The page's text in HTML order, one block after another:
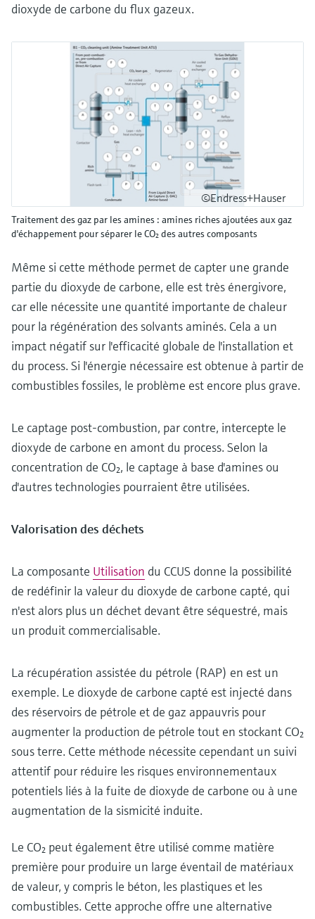
dioxyde de carbone du flux gazeux.
©Endress+Hauser
Traitement des gaz par les amines : amines riches ajoutées aux gaz
d'échappement pour séparer le CO₂ des autres composants
Même si cette méthode permet de capter une grande
partie du dioxyde de carbone, elle est très énergivore,
car elle nécessite une quantité importante de chaleur
pour la régénération des solvants aminés. Cela a un
impact négatif sur l'efficacité globale de l'installation et
du process. Si l'énergie nécessaire est obtenue à partir de
combustibles fossiles, le problème est encore plus grave.
Le captage post-combustion, par contre, intercepte le
dioxyde de carbone en amont du process. Selon la
concentration de CO₂, le captage à base d'amines ou
d'autres technologies pourraient être utilisées.
Valorisation des déchets
La composante Utilisation du CCUS donne la possibilité
de redéfinir la valeur du dioxyde de carbone capté, qui
n'est alors plus un déchet devant être séquestré, mais
un produit commercialisable.
La récupération assistée du pétrole (RAP) en est un
exemple. Le dioxyde de carbone capté est injecté dans
des réservoirs de pétrole et de gaz appauvris pour
augmenter la production de pétrole tout en stockant CO₂
sous terre. Cette méthode nécessite cependant un suivi
attentif pour réduire les risques environnementaux
potentiels liés à la fuite de dioxyde de carbone ou à une
augmentation de la sismicité induite.
Le CO₂ peut également être utilisé comme matière
première pour produire un large éventail de matériaux
de valeur, y compris le béton, les plastiques et les
combustibles. Cette approche offre une alternative